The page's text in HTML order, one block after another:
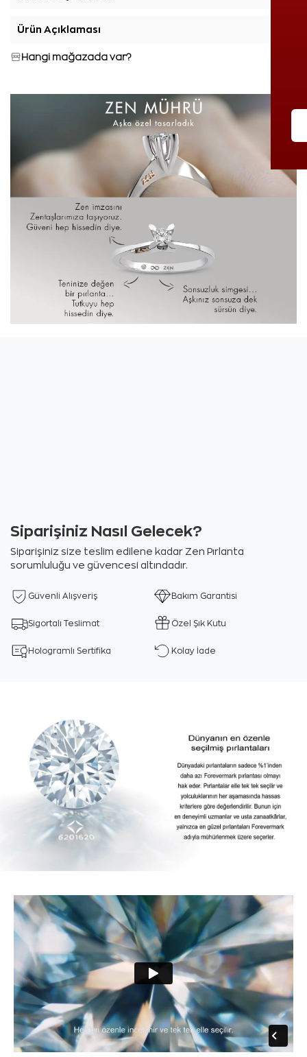
Ürün Açıklaması
Hangi mağazada var?
Siparişiniz Nasıl Gelecek?
Siparişiniz size teslim edilene kadar Zen Pırlanta
sorumluluğu ve güvencesi altındadır.
Güvenli Alışveriş Bakım Garantisi
Sigortalı Teslimat Özel Şık Kutu
Hologramlı Sertifika Kolay İade